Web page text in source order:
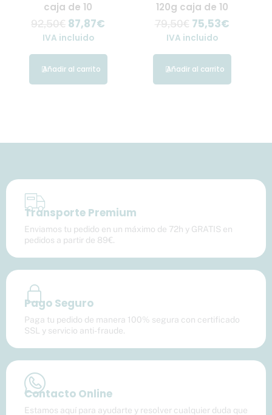
caja de 10
92,50€ 87,87€
IVA incluido
Añadir al carrito
120g caja de 10
79,50€ 75,53€
IVA incluido
Añadir al carrito
Transporte Premium
Enviamos tu pedido en un máximo de 72h y GRATIS en
pedidos a partir de 89€.
Pago Seguro
Paga tu pedido de manera 100% segura con certificado
SSL y servicio anti-fraude.
Contacto Online
Estamos aquí para ayudarte y resolver cualquier duda que